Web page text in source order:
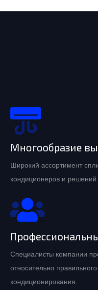
Многообразие
Широкий ассортимент
кондиционеров и решений
Специалисты компании
относительно
кондиционирования.